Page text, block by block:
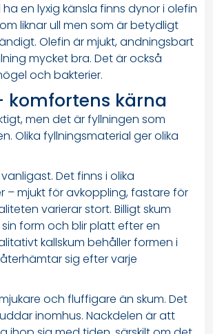
ha en lyxig känsla finns dynor i olefin
liknar ull men som är betydligt
Olefin är mjukt, andningsbart
mycket bra. Det är också
och bakterier.
komfortens kärna
men det är fyllningen som
Olika fyllningsmaterial ger olika
Det finns i olika
– mjukt för avkoppling, fastare för
varierar stort. Billigt skum
form och blir platt efter en
kallskum behåller formen i
sig efter varje
och fluffigare än skum. Det
inomhus. Nackdelen är att